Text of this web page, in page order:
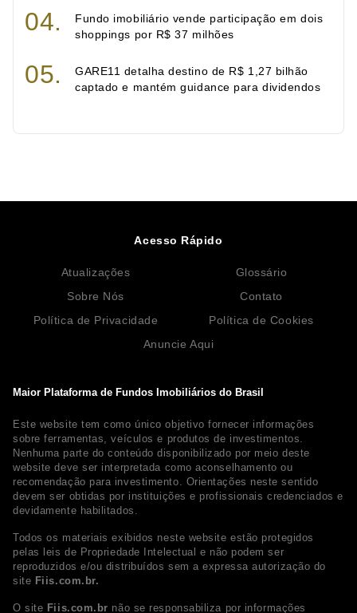
Fundo imobiliário vende participação em dois
shoppings por R$ 37 milhões
GARE11 detalha destino de R$ 1,27 bilhão
captado e mantém guidance para dividendos
Maior Plataforma de Fundos Imobiliários do Brasil
Este website tem como único objetivo fornecer informações
sobre ferramentas, veículos e produtos de investimentos.
Nenhuma parte do conteúdo disponibilizado por meio deste
website deve ser interpretada como aconselhamento ou
recomendação para investimento. Orientações neste sentido
devem ser obtidas por instituições e profissionais credenciados e
devidamente habilitados.
Todos os materiais exibidos neste website estão protegidos
pelas leis de Propriedade Intelectual e não podem ser
reproduzidos e/ou distribuídos sem a expressa autorização do
site Fiis.com.br.
O site Fiis.com.br não se responsabiliza por informações
Acesso Rápido
Atualizações
Glossário
Sobre Nós
Contato
Política de Privacidade
Política de Cookies
Anuncie Aqui